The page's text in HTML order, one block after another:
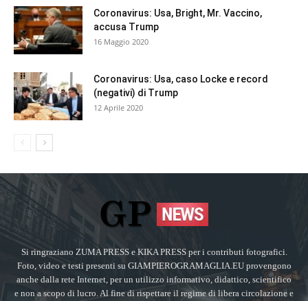
Coronavirus: Usa, Bright, Mr. Vaccino,
accusa Trump
16 Maggio 2020
Coronavirus: Usa, caso Locke e record
(negativi) di Trump
12 Aprile 2020
Si ringraziano ZUMA PRESS e KIKA PRESS per i contributi fotografici.
Foto, video e testi presenti su GIAMPIEROGRAMAGLIA.EU provengono
anche dalla rete Internet, per un utilizzo informativo, didattico, scientifico
e non a scopo di lucro. Al fine di rispettare il regime di libera circolazione e